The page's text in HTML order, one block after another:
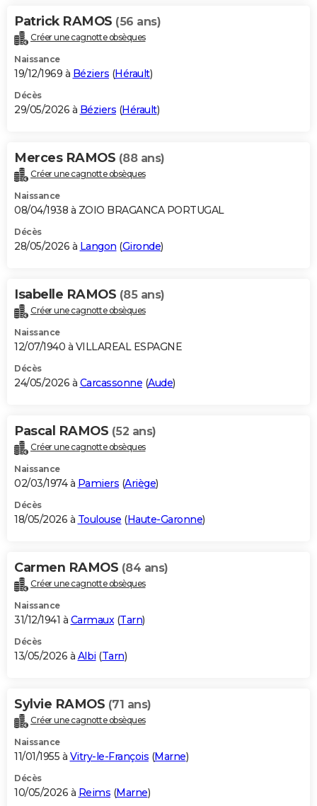
Patrick RAMOS (56 ans)
Créer une cagnotte obsèques
Naissance
19/12/1969 à Béziers (Hérault)
Décès
29/05/2026 à Béziers (Hérault)
Merces RAMOS (88 ans)
Créer une cagnotte obsèques
Naissance
08/04/1938 à ZOIO BRAGANCA PORTUGAL
Décès
28/05/2026 à Langon (Gironde)
Isabelle RAMOS (85 ans)
Créer une cagnotte obsèques
Naissance
12/07/1940 à VILLAREAL ESPAGNE
Décès
24/05/2026 à Carcassonne (Aude)
Pascal RAMOS (52 ans)
Créer une cagnotte obsèques
Naissance
02/03/1974 à Pamiers (Ariège)
Décès
18/05/2026 à Toulouse (Haute-Garonne)
Carmen RAMOS (84 ans)
Créer une cagnotte obsèques
Naissance
31/12/1941 à Carmaux(Tarn)
Décès
13/05/2026 à Albi (Tarn)
Sylvie RAMOS (71 ans)
Créer une cagnotte obsèques
Naissance
11/01/1955 à Vitry-le-François (Marne)
Décès
10/05/2026 à Reims (Marne)